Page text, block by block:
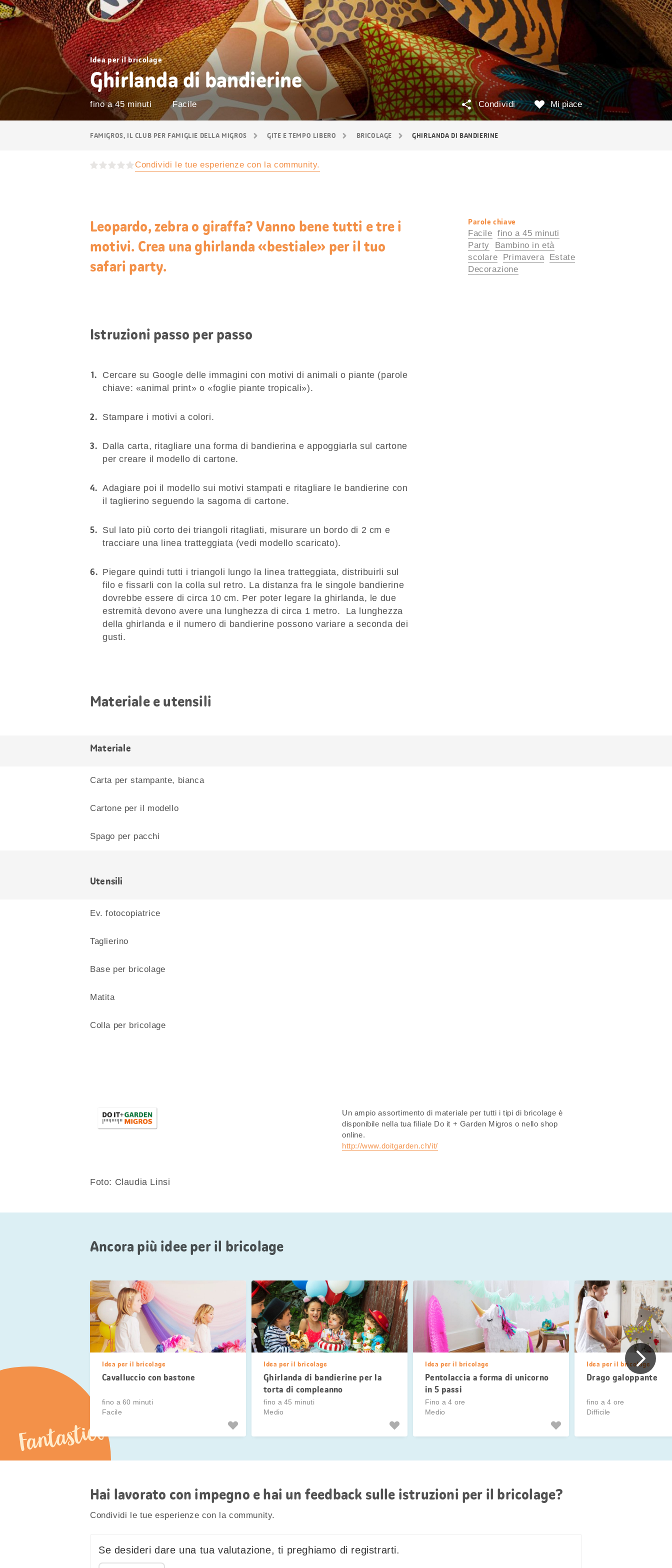
FAMIGROS, IL CLUB PER FAMIGLIE DELLA MIGROS GITE E TEMPO LIBERO BRICOLAGE GHIRLANDA DI BANDIERINE
Condividi le tue esperienze con la community.
Idea per il bricolage
Ghirlanda di bandierine
fino a 45 minuti Facile Mi piace
Condividi
Leopardo, zebra o giraffa? Vanno bene tutti e tre i
motivi. Crea una ghirlanda «bestiale» per il tuo
safari party.
Informazioni
utili
Parole chiave
Facile fino a 45 minuti
Party
Bambino in età
scolare
Primavera
Estate
Decorazione
Istruzioni passo per passo
Cercare su Google delle immagini con motivi di animali o piante (parole
chiave: «animal print» o «foglie piante tropicali»).
Stampare i motivi a colori.
Dalla carta, ritagliare una forma di bandierina e appoggiarla sul cartone
per creare il modello di cartone.
Adagiare poi il modello sui motivi stampati e ritagliare le bandierine con
il taglierino seguendo la sagoma di cartone.
Sul lato più corto dei triangoli ritagliati, misurare un bordo di 2 cm e
tracciare una linea tratteggiata (vedi modello scaricato).
Piegare quindi tutti i triangoli lungo la linea tratteggiata, distribuirli sul
filo e fissarli con la colla sul retro. La distanza fra le singole bandierine
dovrebbe essere di circa 10 cm. Per poter legare la ghirlanda, le due
estremità devono avere una lunghezza di circa 1 metro. La lunghezza
della ghirlanda e il numero di bandierine possono variare a seconda dei
gusti.
Materiale e utensili
Materiale
Carta per stampante, bianca
Cartone per il modello
Spago per pacchi
Utensili
Ev. fotocopiatrice
Taglierino
Base per bricolage
Matita
Colla per bricolage
Un ampio assortimento di materiale per tutti i tipi di bricolage è
disponibile nella tua filiale Do it + Garden Migros o nello shop
online.
http://www.doitgarden.ch/it/
Foto: Claudia Linsi
Ancora più idee per il bricolage
Idea per il bricolage
Cavalluccio con bastone
fino a 60 minuti
Facile
Idea per il bricolage
Ghirlanda di bandierine per la
torta di compleanno
fino a 45 minuti
Medio
Idea per il bricolage
Pentolaccia a forma di unicorno
in 5 passi
Fino a 4 ore
Medio
Idea per il bricolage
Drago galoppante
fino a 4 ore
Difficile
Fantastico
Hai lavorato con impegno e hai un feedback sulle istruzioni per il bricolage?
Condividi le tue esperienze con la community.
Se desideri dare una tua valutazione, ti preghiamo di registrarti.